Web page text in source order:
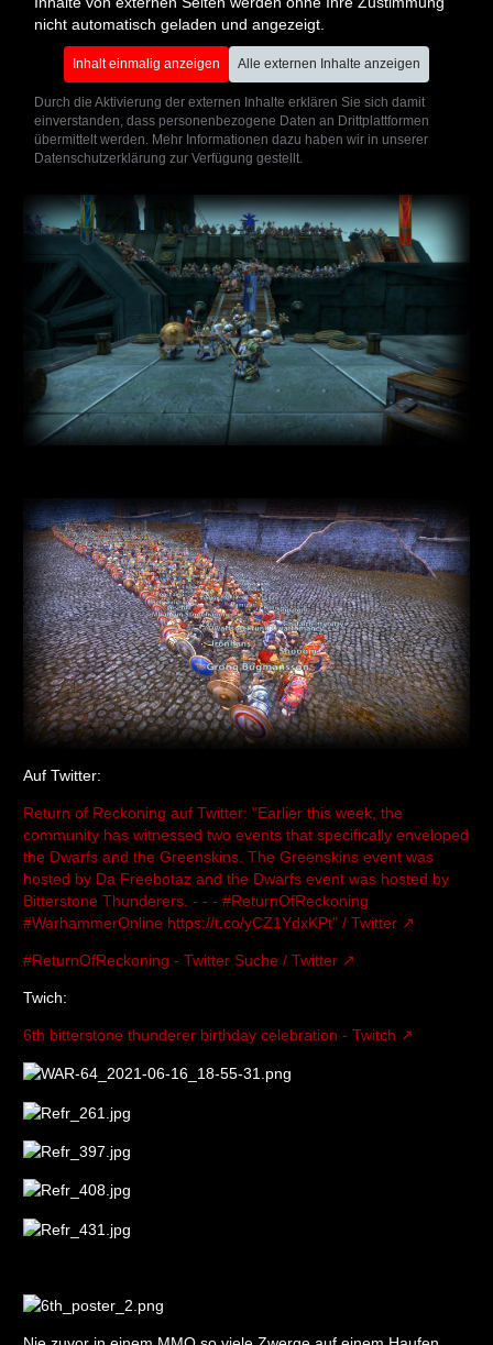
nicht automatisch geladen und angezeigt.
Inhalt einmalig anzeigen Alle externen Inhalte anzeigen
Durch die Aktivierung der externen Inhalte erklären Sie sich damit
einverstanden, dass personenbezogene Daten an Drittplattformen
übermittelt werden. Mehr Informationen dazu haben wir in unserer
Datenschutzerklärung zur Verfügung gestellt.
Auf Twitter:
Return of Reckoning auf Twitter: "Earlier this week, the
community has witnessed two events that specifically enveloped
the Dwarfs and the Greenskins. The Greenskins event was
hosted by Da Freebotaz and the Dwarfs event was hosted by
Bitterstone Thunderers. - - - #ReturnOfReckoning
#WarhammerOnline https://t.co/yCZ1YdxKPt" / Twitter
#ReturnOfReckoning - Twitter Suche / Twitter
Twich:
6th bitterstone thunderer birthday celebration - Twitch